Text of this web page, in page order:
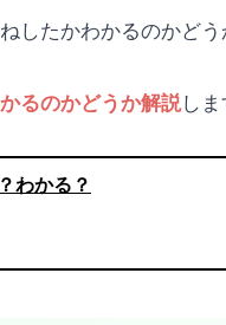
たかわかるのかどう
るのかどうか解説しま
わかる？